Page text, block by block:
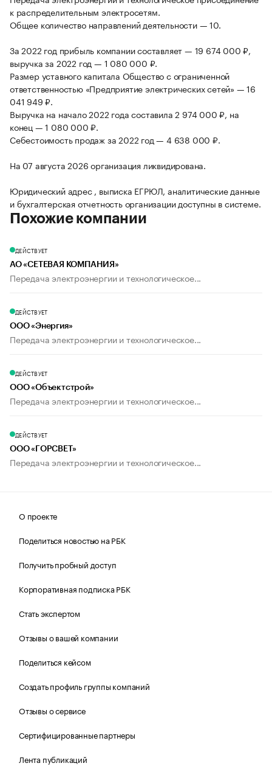
к распределительным электросетям.
Общее количество направлений деятельности — 10.
За 2022 год прибыль компании составляет — 19 674 000 ₽,
выручка за 2022 год — 1 080 000 ₽.
Размер уставного капитала Общество с ограниченной
ответственностью «Предприятие электрических сетей» — 16
041 949 ₽.
Выручка на начало 2022 года составила 2 974 000 ₽, на
конец — 1 080 000 ₽.
Себестоимость продаж за 2022 год — 4 638 000 ₽.
На 07 августа 2026 организация ликвидирована.
Юридический адрес , выписка ЕГРЮЛ, аналитические данные
и бухгалтерская отчетность организации доступны в системе.
Похожие компании
ДЕЙСТВУЕТ
АО «СЕТЕВАЯ КОМПАНИЯ»
Передача электроэнергии и технологическое...
ДЕЙСТВУЕТ
ООО «Энергия»
Передача электроэнергии и технологическое...
ДЕЙСТВУЕТ
ООО «Объектстрой»
Передача электроэнергии и технологическое...
ДЕЙСТВУЕТ
ООО «ГОРСВЕТ»
Передача электроэнергии и технологическое...
О проекте
Поделиться новостью на РБК
Получить пробный доступ
Корпоративная подписка РБК
Стать экспертом
Отзывы о вашей компании
Поделиться кейсом
Создать профиль группы компаний
Отзывы о сервисе
Сертифицированные партнеры
Лента публикаций